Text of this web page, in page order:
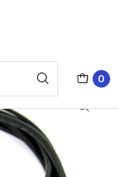
0
para R2